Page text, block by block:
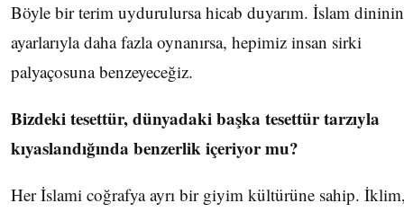
Böyle bir terim uydurulursa hicab duyarım. İslam dininin
ayarlarıyla daha fazla oynanırsa, hepimiz insan sirki
palyaçosuna benzeyeceğiz.
Bizdeki tesettür, dünyadaki başka tesettür tarzıyla
kıyaslandığında benzerlik içeriyor mu?
Her İslami coğrafya ayrı bir giyim kültürüne sahip.